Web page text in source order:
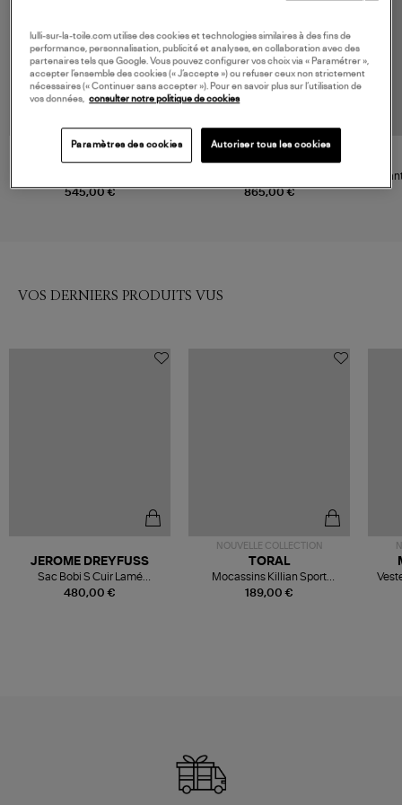
545,00 €
VANESSA BRUNO
865,00 €
MAX MARA
Brown, 'S Max
VOS DERNIERS PRODUITS VUS
480,00 €
JEROME DREYFUSS
Sac Bobi S Cuir Lamé
Champagne
NOUVELLE COLLECTION
189,00 €
TORAL
Mocassins Killian Sport
Mousse
lulli-sur-la-toile.com utilise des cookies et technologies similaires à des fins de
performance, personnalisation, publicité et analyses, en collaboration avec des
partenaires tels que Google. Vous pouvez configurer vos choix via « Paramétrer »,
accepter l’ensemble des cookies (« J’accepte ») ou refuser ceux non strictement
nécessaires (« Continuer sans accepter »). Pour en savoir plus sur l’utilisation de
vos données, consulter notre politique de cookies
Paramètres des cookies Autoriser tous les cookies